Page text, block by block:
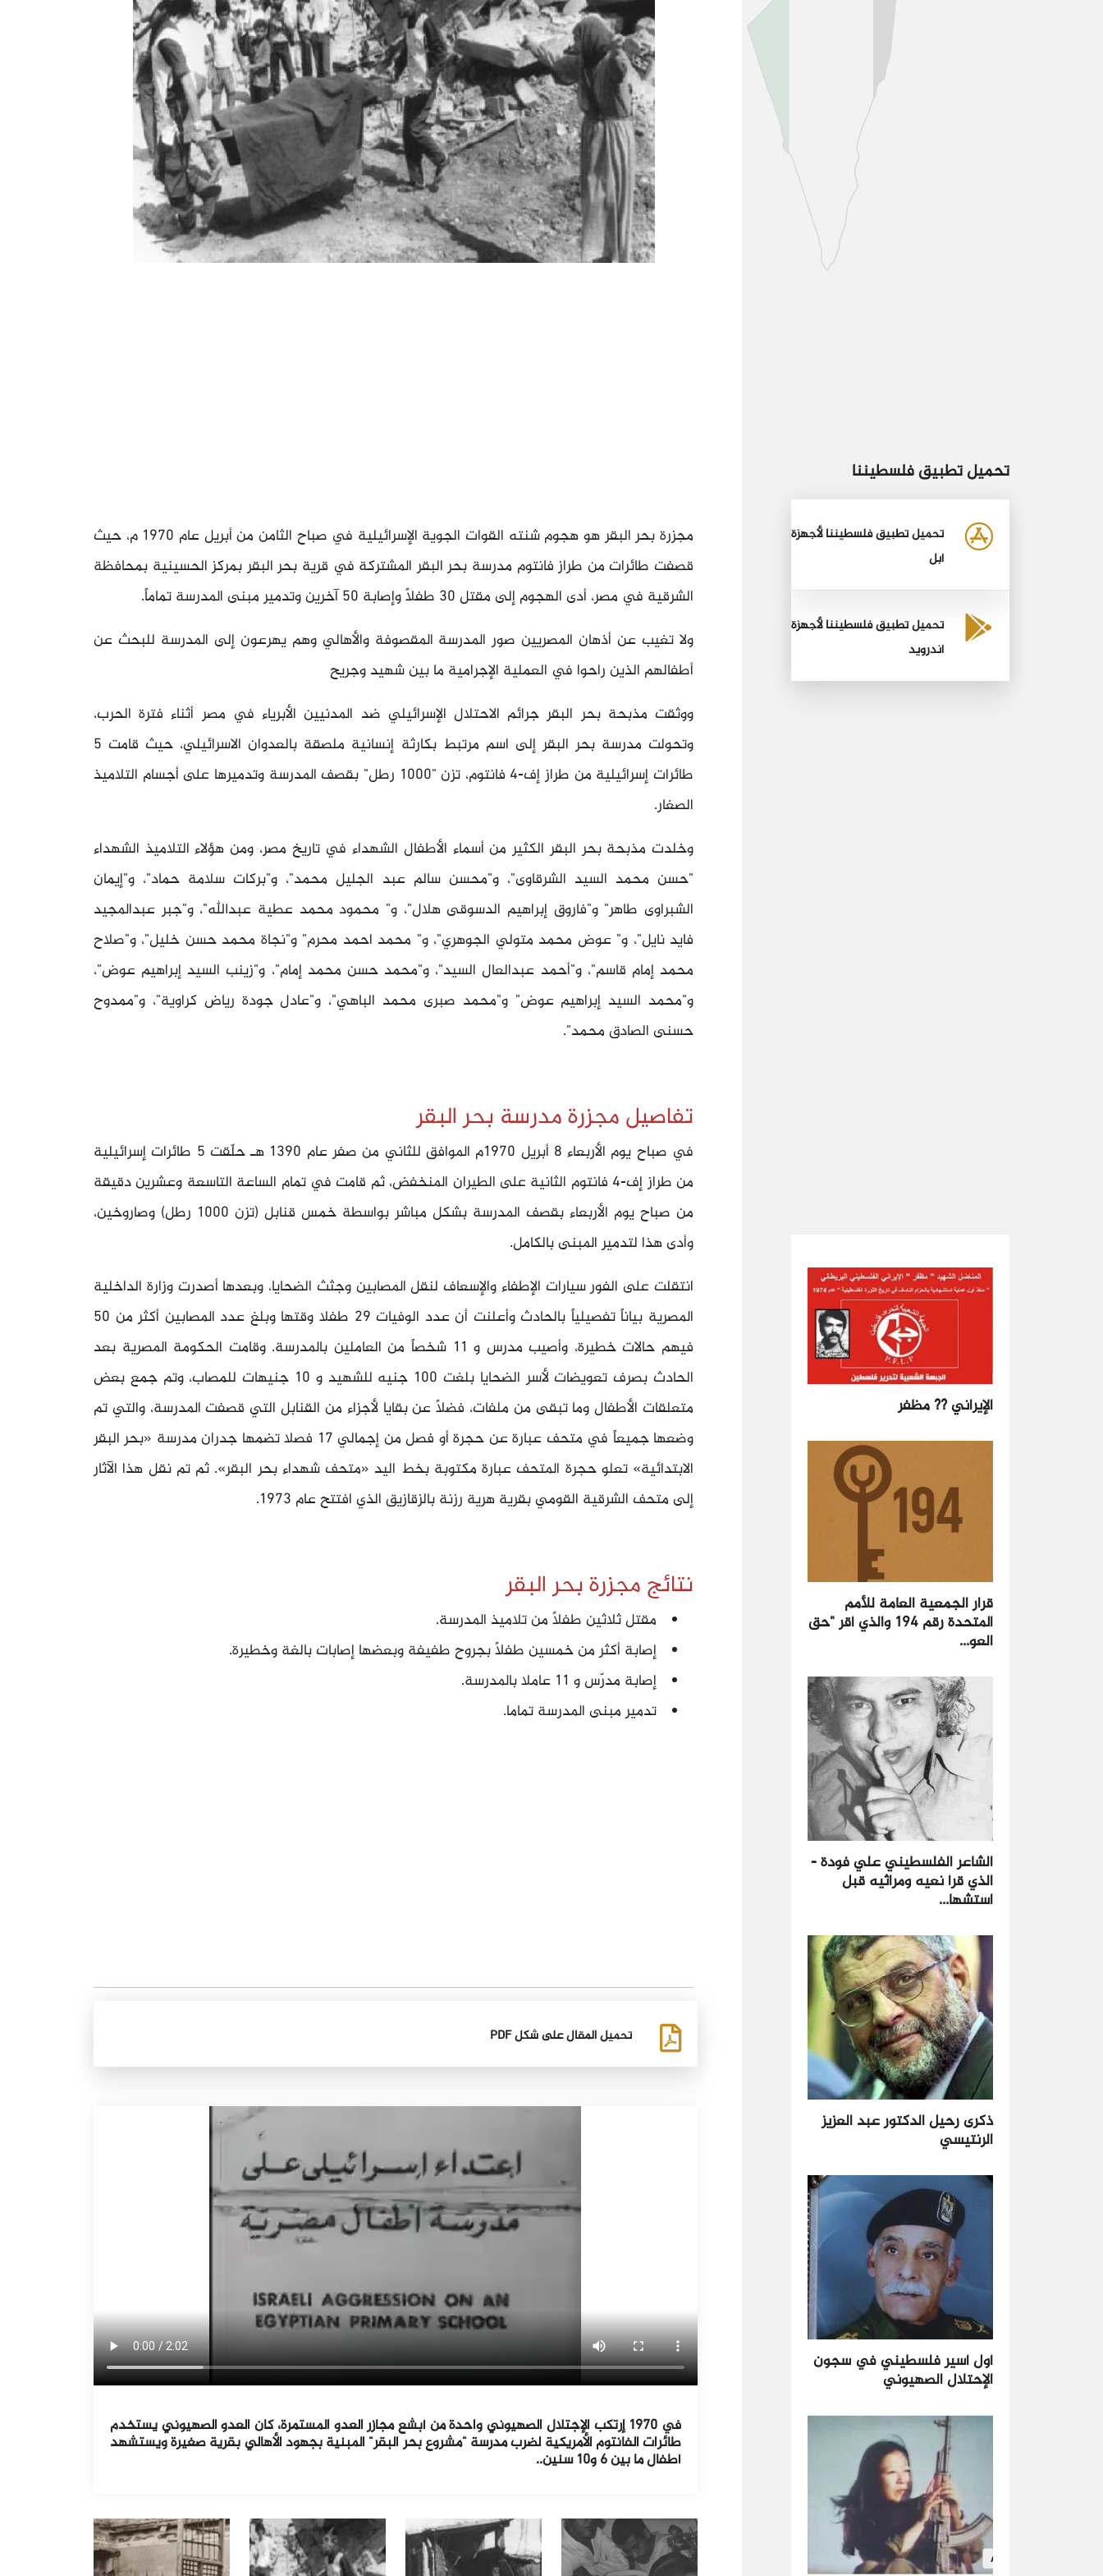
مجزرة بحر البقر هو هجوم شنته القوات الجوية الإسرائيلية في صباح الثامن من أبريل عام 1970 م، حيث
قصفت طائرات من طراز فانتوم مدرسة بحر البقر المشتركة في قرية بحر البقر بمركز الحسينية بمحافظة
الشرقية في مصر، أدى الهجوم إلى مقتل 30 طفلاً وإصابة 50 آخرين وتدمير مبنى المدرسة تماماً.
ولا تغيب عن أذهان المصريين صور المدرسة المقصوفة والأهالي وهم يهرعون إلى المدرسة للبحث عن
أطفالهم الذين راحوا في العملية الإجرامية ما بين شهيد وجريح
ووثقت مذبحة بحر البقر جرائم الاحتلال الإسرائيلي ضد المدنيين الأبرياء في مصر أثناء فترة الحرب،
وتحولت مدرسة بحر البقر إلى اسم مرتبط بكارثة إنسانية ملصقة بالعدوان الاسرائيلي، حيث قامت 5
طائرات إسرائيلية من طراز إف-4 فانتوم، تزن "1000 رطل" بقصف المدرسة وتدميرها على أجسام التلاميذ
الصغار.
وخلدت مذبحة بحر البقر الكثير من أسماء الأطفال الشهداء في تاريخ مصر، ومن هؤلاء التلاميذ الشهداء
"حسن محمد السيد الشرقاوى"، و"محسن سالم عبد الجليل محمد"، و"بركات سلامة حماد"، و"إيمان
الشبراوى طاهر" و"فاروق إبراهيم الدسوقى هلال"، و" محمود محمد عطية عبدالله"، و"جبر عبدالمجيد
فايد نايل"، و" عوض محمد متولي الجوهري"، و" محمد احمد محرم" و"نجاة محمد حسن خليل"، و"صلاح
محمد إمام قاسم"، و"أحمد عبدالعال السيد"، و"محمد حسن محمد إمام"، و"زينب السيد إبراهيم عوض"،
و"محمد السيد إبراهيم عوض" و"محمد صبرى محمد الباهي"، و"عادل جودة رياض كراوية"، و"ممدوح
حسنى الصادق محمد".
تفاصيل مجزرة مدرسة بحر البقر
في صباح يوم الأربعاء 8 أبريل 1970م الموافق للثاني من صفر عام 1390 هـ حلّقت 5 طائرات إسرائيلية
من طراز إف-4 فانتوم الثانية على الطيران المنخفض، ثم قامت في تمام الساعة التاسعة وعشرين دقيقة
من صباح يوم الأربعاء بقصف المدرسة بشكل مباشر بواسطة خمس قنابل (تزن 1000 رطل) وصاروخين،
وأدى هذا لتدمير المبنى بالكامل.
انتقلت على الفور سيارات الإطفاء والإسعاف لنقل المصابين وجثث الضحايا، وبعدها أصدرت وزارة الداخلية
المصرية بياناً تفصيلياً بالحادث وأعلنت أن عدد الوفيات 29 طفلا وقتها وبلغ عدد المصابين أكثر من 50
فيهم حالات خطيرة، وأصيب مدرس و 11 شخصاً من العاملين بالمدرسة. وقامت الحكومة المصرية بعد
الحادث بصرف تعويضات لأسر الضحايا بلغت 100 جنيه للشهيد و 10 جنيهات للمصاب، وتم جمع بعض
متعلقات الأطفال وما تبقى من ملفات، فضلاً عن بقايا لأجزاء من القنابل التي قصفت المدرسة، والتي تم
وضعها جميعاً في متحف عبارة عن حجرة أو فصل من إجمالي 17 فصلا تضمها جدران مدرسة «بحر البقر
الابتدائية» تعلو حجرة المتحف عبارة مكتوبة بخط اليد «متحف شهداء بحر البقر». ثم تم نقل هذا الآثار
إلى متحف الشرقية القومي بقرية هرية رزنة بالزقازيق الذي افتتح عام 1973.
نتائج مجزرة بحر البقر
مقتل ثلاثين طفلاً من تلاميذ المدرسة.
إصابة أكثر من خمسين طفلاً بجروح طفيفة وبعضها إصابات بالغة وخطيرة.
إصابة مدرّس و 11 عاملا بالمدرسة.
تدمير مبنى المدرسة تماما.
تحميل المقال على شكل PDF
في ١٩٧٠ إرتكب الإجتلال الصهيوني واحدة من أبشع مجازر العدو المستمرة، كان العدو الصهيوني يستخدم
طائرات الفانتوم الأمريكية لضرب مدرسة "مشروع بحر البقر" المبنية بجهود الأهالي بقرية صغيرة ويستشهد
أطفال ما بين ٦ و١٠ سنين..
تحميل تطبيق فلسطيننا
تحميل تطبيق فلسطيننا لأجهزة
أبل
تحميل تطبيق فلسطيننا لأجهزة
أندرويد
الإيراني ?? مظفر
قرار الجمعية العامة للأمم
المتحدة رقم 194 والذي أقر "حق
العو...
الشاعر الفلسطيني علي فودة -
الذي قرأ نعيه ومراثيه قبل
استشها...
ذكرى رحيل الدكتور عبد العزيز
الرنتيسي
أول أسير فلسطيني في سجون
الإحتلال الصهيوني